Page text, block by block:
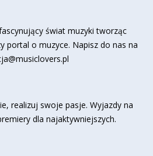
świat muzyki tworząc
portal o muzyce. Napisz do nas na
realizuj swoje pasje. Wyjazdy na
dla najaktywniejszych.